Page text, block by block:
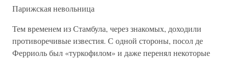
Парижская невольница
Тем временем из Стамбула, через знакомых, доходили
противоречивые известия. С одной стороны, посол де
Ферриоль был «туркофилом» и даже перенял некоторые